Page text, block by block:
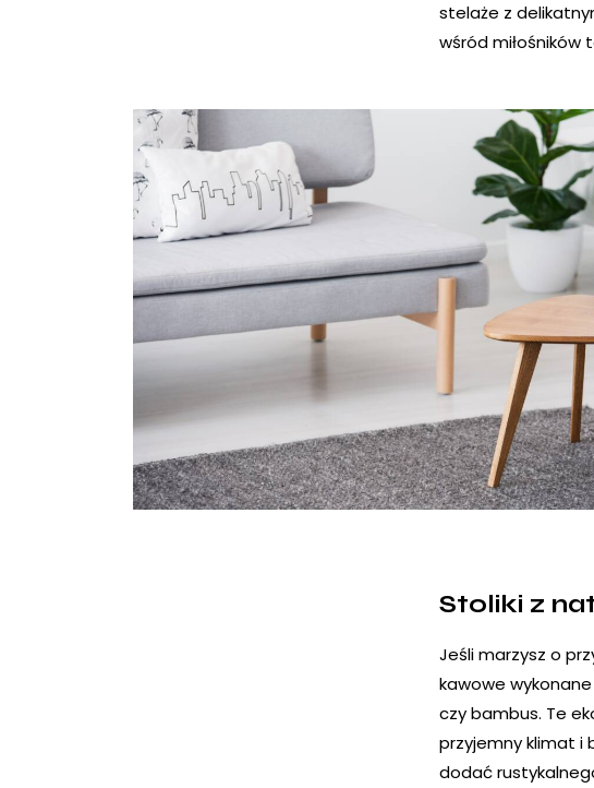
stelaże z
wśród miłośników
Stoliki z
Jeśli marzysz o
kawowe
czy bambus. Te
przyjemny klimat i
dodać